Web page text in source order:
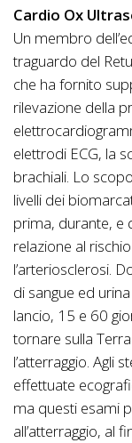
Cardio Ox
Un membro
traguardo del
che ha fornito
rilevazione della
elettrodi ECG, la
brachiali. Lo
livelli dei
prima, durante, e
relazione al
l’arteriosclerosi.
di sangue ed
lancio, 15 e 60
tornare sulla
l’atterraggio. Agli
effettuate
ma questi esami
all’atterraggio, al